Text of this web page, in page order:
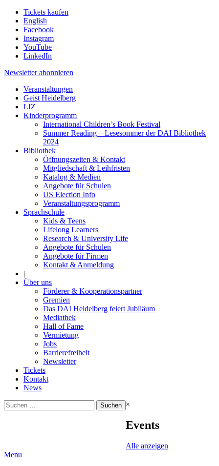
Tickets kaufen
English
Facebook
Instagram
YouTube
LinkedIn
Newsletter abonnieren
Veranstaltungen
Geist Heidelberg
LIZ
Kinderprogramm
International Children’s Book Festival
Summer Reading – Lesesommer der DAI Bibliothek
2024
Bibliothek
Öffnungszeiten & Kontakt
Mitgliedschaft & Leihfristen
Katalog & Medien
Angebote für Schulen
US Election Info
Veranstaltungsprogramm
Sprachschule
Kids & Teens
Lifelong Learners
Research & University Life
Angebote für Schulen
Angebote für Firmen
Kontakt & Anmeldung
|
Über uns
Förderer & Kooperationspartner
Gremien
Das DAI Heidelberg feiert Jubiläum
Mediathek
Hall of Fame
Vermietung
Jobs
Barrierefreiheit
Newsletter
Tickets
Kontakt
News
Suchen
nach:
×
Events
Alle anzeigen
Menu